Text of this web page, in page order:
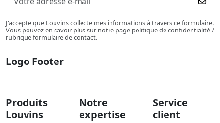
J'accepte que Louvins collecte mes informations à travers ce formulaire.
Vous pouvez en savoir plus sur notre page politique de confidentialité /
rubrique formulaire de contact.
Logo Footer
Produits
Louvins
Notre
expertise
Service
client